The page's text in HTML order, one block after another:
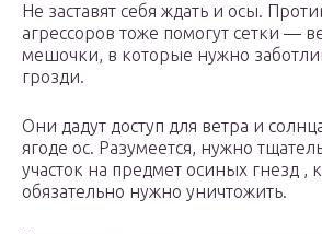
Не заставят себя ждать и осы.
агрессоров тоже помогут сетки —
мешочки, в которые нужно
грозди.
Они дадут доступ для ветра и
ягоде ос. Разумеется, нужно
участок на предмет осиных гнезд ,
обязательно нужно уничтожить.